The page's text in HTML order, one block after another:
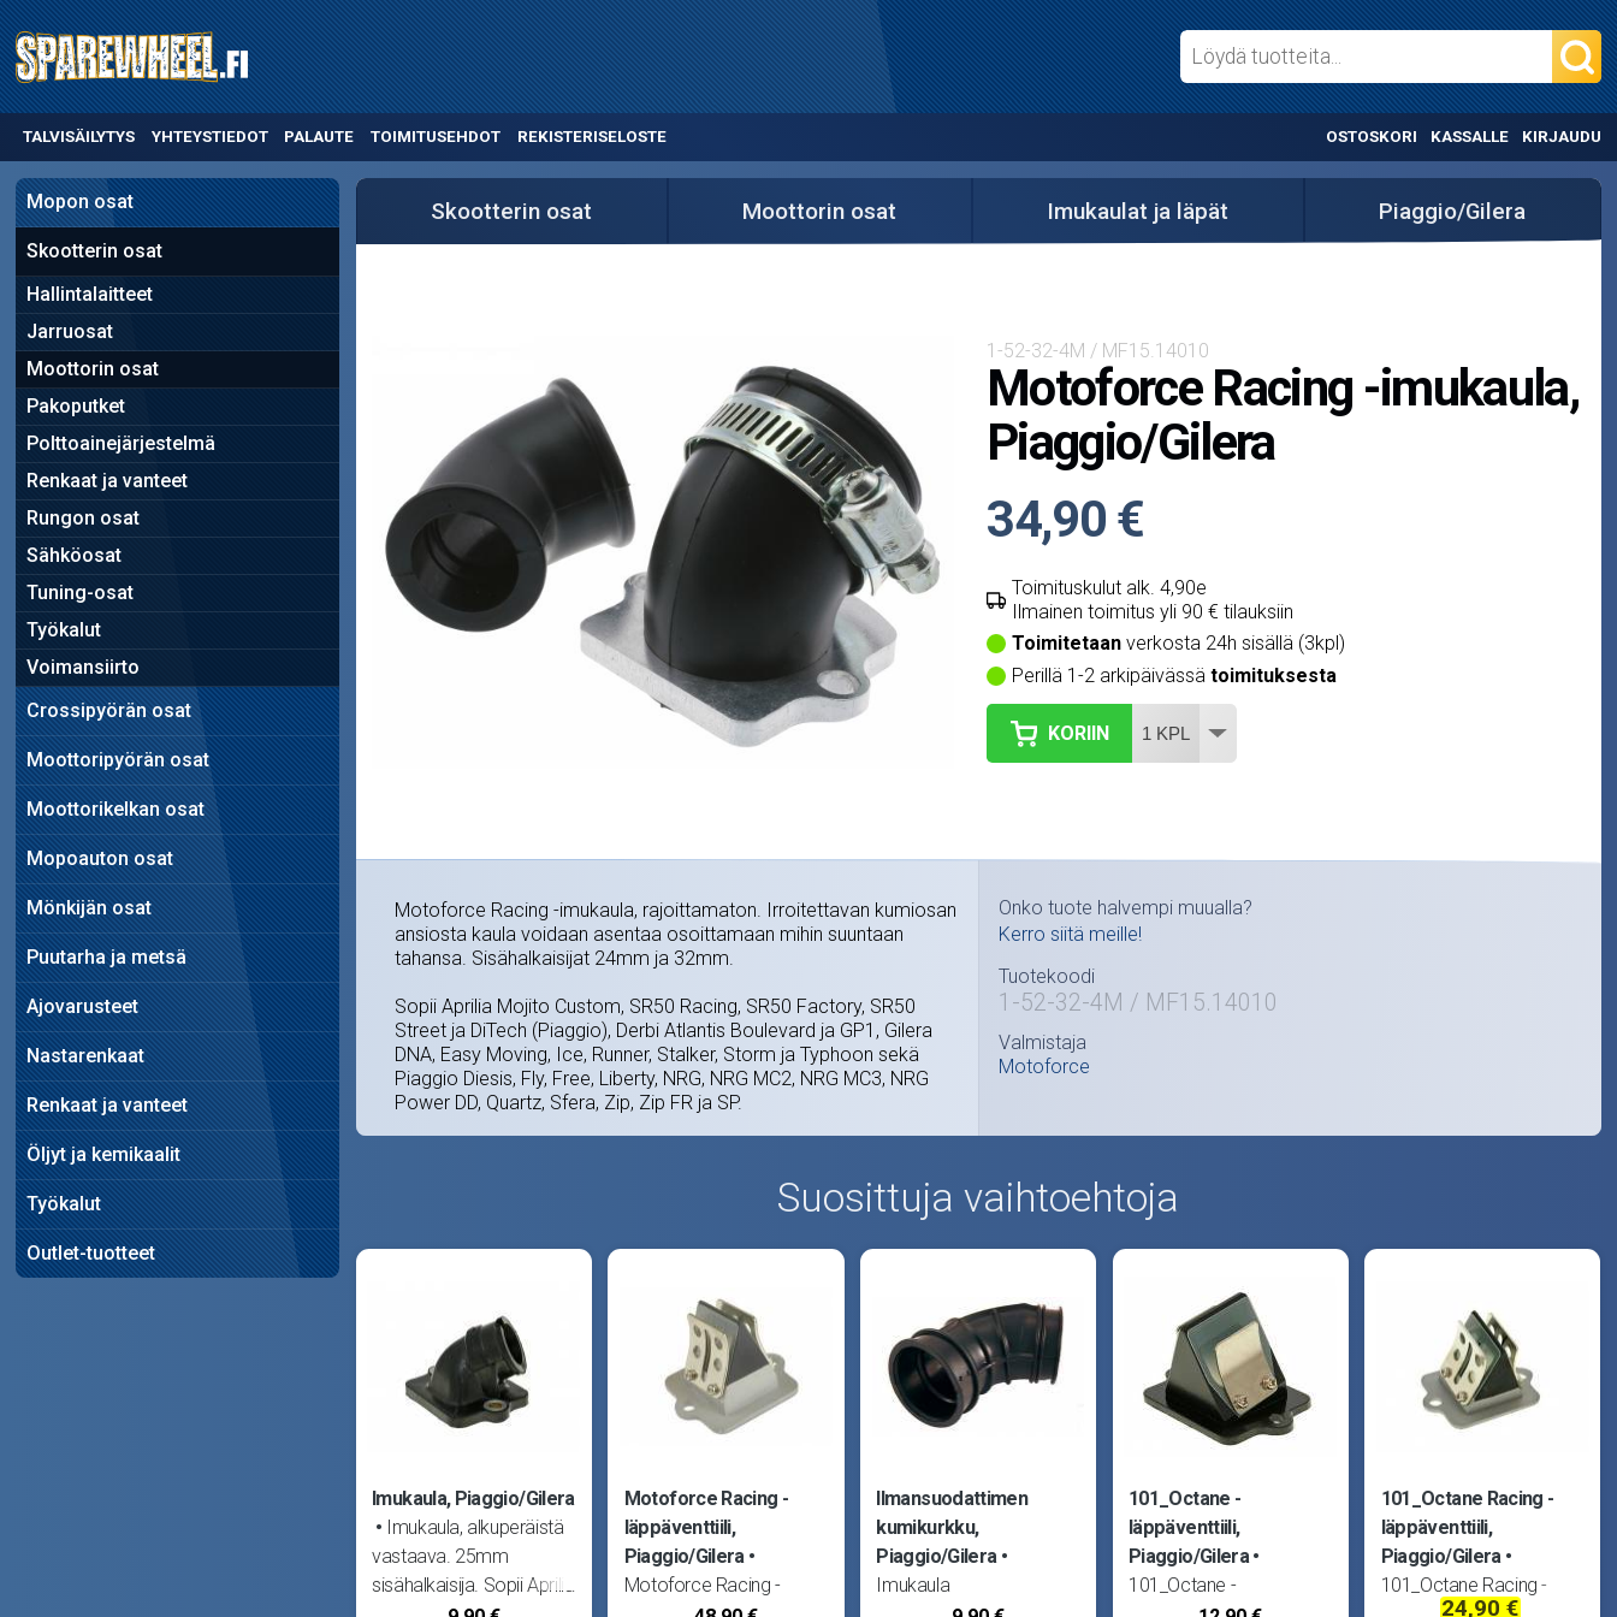
TALVISÄILYTYS YHTEYSTIEDOT PALAUTE TOIMITUSEHDOT REKISTERISELOSTE OSTOSKORI KASSALLE KIRJAUDU
Mopon osat
Skootterin osat
Hallintalaitteet
Jarruosat
Moottorin osat
Pakoputket
Polttoainejärjestelmä
Renkaat ja vanteet
Rungon osat
Sähköosat
Tuning-osat
Työkalut
Voimansiirto
Crossipyörän osat
Moottoripyörän osat
Moottorikelkan osat
Mopoauton osat
Mönkijän osat
Puutarha ja metsä
Ajovarusteet
Nastarenkaat
Renkaat ja vanteet
Öljyt ja kemikaalit
Työkalut
Outlet-tuotteet
Skootterin osat Moottorin osat Imukaulat ja läpät Piaggio/Gilera
1-52-32-4M / MF15.14010
Motoforce Racing -imukaula,
Piaggio/Gilera
34,90 €
Toimituskulut alk. 4,90e
Ilmainen toimitus yli 90 € tilauksiin
Toimitetaanverkosta 24h sisällä (3kpl)
Perillä 1-2 arkipäivässä toimituksesta
KORIIN
Motoforce Racing -imukaula, rajoittamaton. Irroitettavan kumiosan
ansiosta kaula voidaan asentaa osoittamaan mihin suuntaan
tahansa. Sisähalkaisijat 24mm ja 32mm.
Sopii Aprilia Mojito Custom, SR50 Racing, SR50 Factory, SR50
Street ja DiTech (Piaggio), Derbi Atlantis Boulevard ja GP1, Gilera
DNA, Easy Moving, Ice, Runner, Stalker, Storm ja Typhoon sekä
Piaggio Diesis, Fly, Free, Liberty, NRG, NRG MC2, NRG MC3, NRG
Power DD, Quartz, Sfera, Zip, Zip FR ja SP.
Onko tuote halvempi muualla?
Kerro siitä meille!
Tuotekoodi
1-52-32-4M / MF15.14010
Valmistaja
Motoforce
Suosittuja vaihtoehtoja
Imukaula, Piaggio/Gilera
Imukaula, alkuperäistä
vastaava. 25mm
sisähalkaisija. Sopii Aprilia
Motoforce Racing -
läppäventtiili,
Piaggio/Gilera
Motoforce Racing -
Ilmansuodattimen
kumikurkku,
Piaggio/Gilera
Imukaula
101_Octane -
läppäventtiili,
Piaggio/Gilera
101_Octane -
101_Octane Racing -
läppäventtiili,
Piaggio/Gilera
101_Octane Racing -
24,90 €